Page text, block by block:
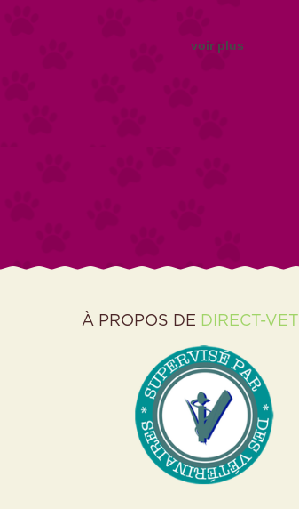
voir plus
À PROPOS DE DIRECT-VET